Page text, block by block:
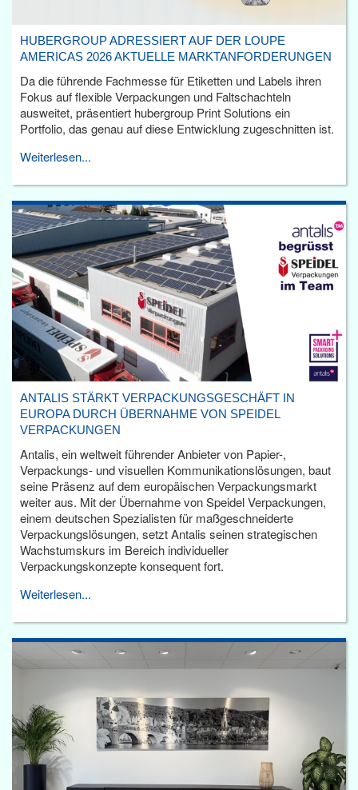
HUBERGROUP ADRESSIERT AUF DER LOUPE
AMERICAS 2026 AKTUELLE MARKTANFORDERUNGEN
Da die führende Fachmesse für Etiketten und Labels ihren
Fokus auf flexible Verpackungen und Faltschachteln
ausweitet, präsentiert hubergroup Print Solutions ein
Portfolio, das genau auf diese Entwicklung zugeschnitten ist.
Weiterlesen...
ANTALIS STÄRKT VERPACKUNGSGESCHÄFT IN
EUROPA DURCH ÜBERNAHME VON SPEIDEL
VERPACKUNGEN
Antalis, ein weltweit führender Anbieter von Papier-,
Verpackungs- und visuellen Kommunikationslösungen, baut
seine Präsenz auf dem europäischen Verpackungsmarkt
weiter aus. Mit der Übernahme von Speidel Verpackungen,
einem deutschen Spezialisten für maßgeschneiderte
Verpackungslösungen, setzt Antalis seinen strategischen
Wachstumskurs im Bereich individueller
Verpackungskonzepte konsequent fort.
Weiterlesen...